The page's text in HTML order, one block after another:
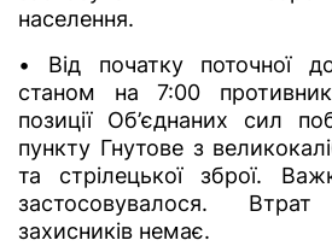
населення.
• Від початку поточної
станом на 7:00 противник
позиції Об’єднаних сил
пункту Гнутове з
та стрілецької зброї.
застосовувалося.
захисників немає.